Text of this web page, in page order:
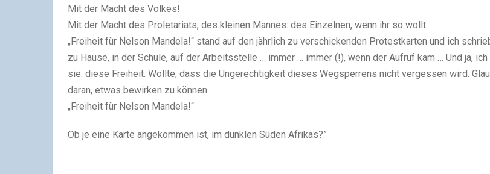
Mit der Macht des Volkes!
Mit der Macht des Proletariats, des kleinen Mannes: des Einzelnen, wenn ihr so wollt.
„Freiheit für Nelson Mandela!“ stand auf den jährlich zu verschickenden Protestkarten und ich
zu Hause, in der Schule, auf der Arbeitsstelle … immer … immer (!), wenn der Aufruf kam … Und ja,
sie: diese Freiheit. Wollte, dass die Ungerechtigkeit dieses Wegsperrens nicht vergessen wird.
daran, etwas bewirken zu können.
„Freiheit für Nelson Mandela!“
Ob je eine Karte angekommen ist, im dunklen Süden Afrikas?”